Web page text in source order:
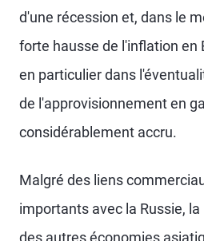
d'une récession et, dans le
forte hausse de l'inflation en
en particulier dans
de l'approvisionnement en
considérablement accru.
Malgré des liens
importants avec la Russie,
des autres économies